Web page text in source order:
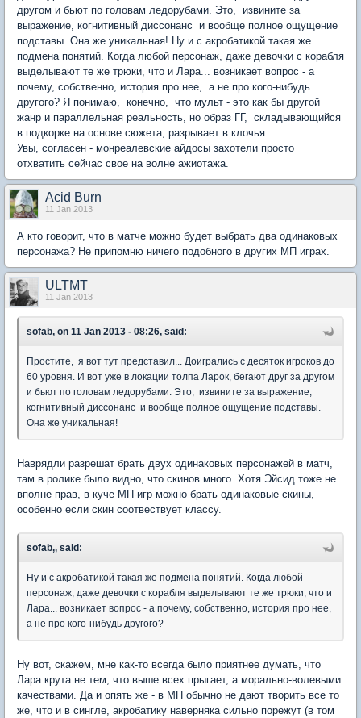
другом и бьют по головам ледорубами. Это, извините за
выражение, когнитивный диссонанс и вообще полное ощущение
подставы. Она же уникальная! Ну и с акробатикой такая же
подмена понятий. Когда любой персонаж, даже девочки с корабля
выделывают те же трюки, что и Лара... возникает вопрос - а
почему, собственно, история про нее, а не про кого-нибудь
другого? Я понимаю, конечно, что мульт - это как бы другой
жанр и параллельная реальность, но образ ГГ, складывающийся
в подкорке на основе сюжета, разрывает в клочья.
Увы, согласен - монреалевские айдосы захотели просто
отхватить сейчас свое на волне ажиотажа.
Acid Burn
11 Jan 2013
А кто говорит, что в матче можно будет выбрать два одинаковых
персонажа? Не припомню ничего подобного в других МП играх.
ULTMT
11 Jan 2013
sofab, on 11 Jan 2013 - 08:26, said:
Простите, я вот тут представил... Доигрались с десяток игроков до
60 уровня. И вот уже в локации толпа Ларок, бегают друг за другом
и бьют по головам ледорубами. Это, извините за выражение,
когнитивный диссонанс и вообще полное ощущение подставы.
Она же уникальная!
Наврядли разрешат брать двух одинаковых персонажей в матч,
там в ролике было видно, что скинов много. Хотя Эйсид тоже не
вполне прав, в куче МП-игр можно брать одинаковые скины,
особенно если скин соотвествует классу.
sofab,, said:
Ну и с акробатикой такая же подмена понятий. Когда любой
персонаж, даже девочки с корабля выделывают те же трюки, что и
Лара... возникает вопрос - а почему, собственно, история про нее,
а не про кого-нибудь другого?
Ну вот, скажем, мне как-то всегда было приятнее думать, что
Лара крута не тем, что выше всех прыгает, а морально-волевыми
качествами. Да и опять же - в МП обычно не дают творить все то
же, что и в сингле, акробатику наверняка сильно порежут (в том